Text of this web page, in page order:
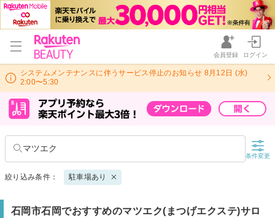
会員登録 ログイン
システムメンテナンスに伴うサービス停止のお知らせ 8月12日 (水)
2:00〜5:30
マツエク
条件変更
絞り込み条件： 駐車場あり
石岡市石岡でおすすめのマツエク(まつげエクステ)サロ